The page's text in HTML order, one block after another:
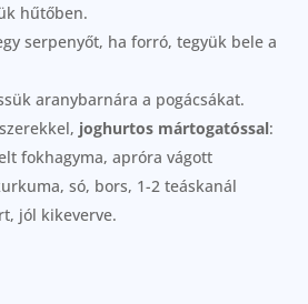
hűtőben.
serpenyőt, ha forró, tegyük bele a
aranybarnára a pogácsákat.
joghurtos mártogatóssal:
fokhagyma, apróra vágott
só, bors, 1-2 teáskanál
jól kikeverve.